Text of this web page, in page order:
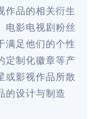
作品的相关衍生
电影电视剧粉丝
满足他们的个性
定制化徽章等产
或影视作品所散
的设计与制造